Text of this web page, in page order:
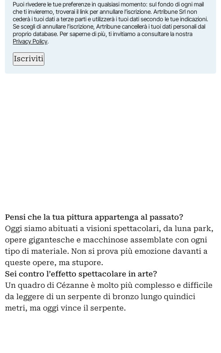
Puoi rivedere le tue preferenze in qualsiasi momento: sul fondo di ogni mail
che ti invieremo, troverai il link per annullare l’iscrizione. Artribune Srl non
cederà i tuoi dati a terze parti e utilizzerà i tuoi dati secondo le tue indicazioni.
Se scegli di annullare l’iscrizione, Artribune cancellerà i tuoi dati personali dal
proprio database. Per saperne di più, ti invitiamo a consultare la nostra
Privacy Policy.
Iscriviti
Pensi che la tua pittura appartenga al passato?
Oggi siamo abituati a visioni spettacolari, da luna park,
opere gigantesche e macchinose assemblate con ogni
tipo di materiale. Non si prova più emozione davanti a
queste opere, ma stupore.
Sei contro l’effetto spettacolare in arte?
Un quadro di Cézanne è molto più complesso e difficile
da leggere di un serpente di bronzo lungo quindici
metri, ma oggi vince il serpente.